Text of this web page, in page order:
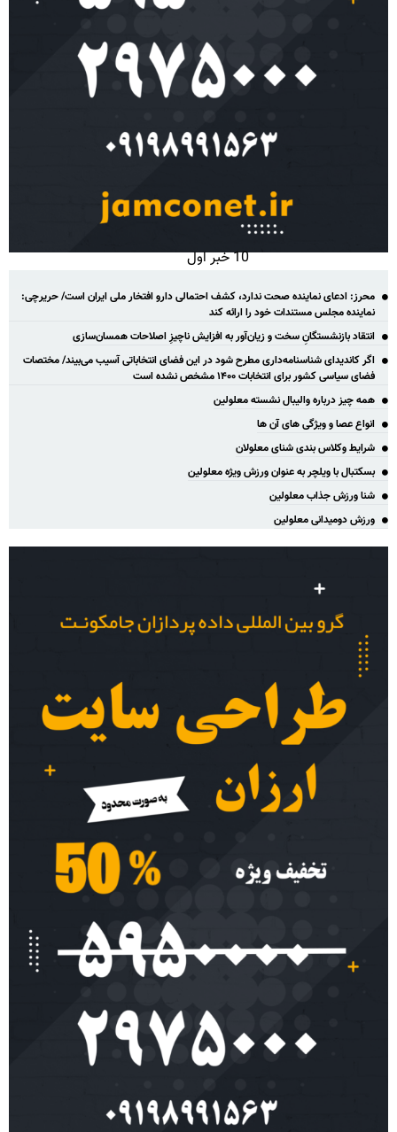
10 خبر اول
محرز: ادعای نماینده صحت ندارد، کشف احتمالی دارو افتخار ملی ایران است/ حریرچی:
نماینده مجلس مستندات خود را ارائه کند
انتقاد بازنشستگانِ سخت و زیان‌آور به افزایش ناچیزِ اصلاحات همسان‌سازی
اگر کاندیدای شناسنامه‌‎داری مطرح شود در این فضای انتخاباتی آسیب می‌بیند/ مختصات
فضای سیاسی کشور برای انتخابات ۱۴۰۰ مشخص نشده است
همه چیز درباره والیبال نشسته معلولین
انواع عصا و ویژگی های آن ها
شرایط وکلاس بندی شنای معلولان
بسکتبال با ویلچر به عنوان ورزش ویژه معلولین
شنا ورزش جذاب معلولین
ورزش دومیدانی معلولین